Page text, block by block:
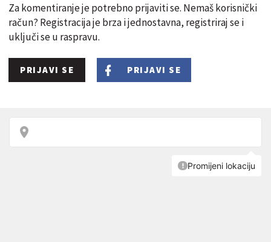
Za komentiranje je potrebno prijaviti se. Nemaš korisnički
račun? Registracija je brza i jednostavna, registriraj se i
uključi se u raspravu.
PRIJAVI SE PRIJAVI SE